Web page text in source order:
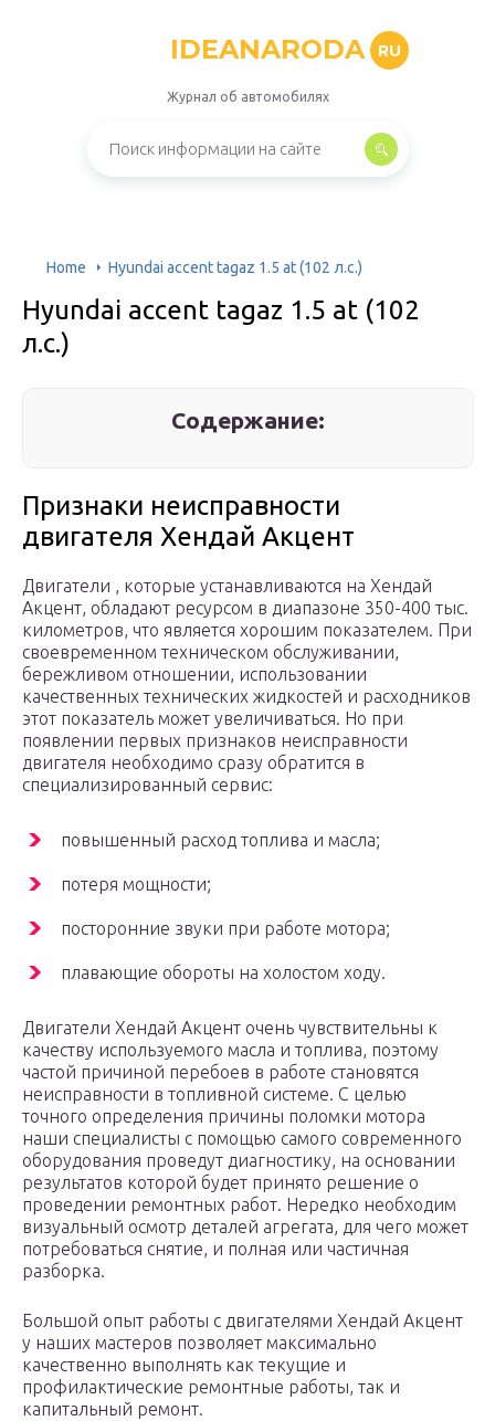
IDEANARODA RU
Журнал об автомобилях
Home Hyundai accent tagaz 1.5 at (102 л.с.)
Hyundai accent tagaz 1.5 at (102
л.с.)
Содержание:
Признаки неисправности
двигателя Хендай Акцент
Двигатели , которые устанавливаются на Хендай
Акцент, обладают ресурсом в диапазоне 350-400 тыс.
километров, что является хорошим показателем. При
своевременном техническом обслуживании,
бережливом отношении, использовании
качественных технических жидкостей и расходников
этот показатель может увеличиваться. Но при
появлении первых признаков неисправности
двигателя необходимо сразу обратится в
специализированный сервис:
повышенный расход топлива и масла;
потеря мощности;
посторонние звуки при работе мотора;
плавающие обороты на холостом ходу.
Двигатели Хендай Акцент очень чувствительны к
качеству используемого масла и топлива, поэтому
частой причиной перебоев в работе становятся
неисправности в топливной системе. С целью
точного определения причины поломки мотора
наши специалисты с помощью самого современного
оборудования проведут диагностику, на основании
результатов которой будет принято решение о
проведении ремонтных работ. Нередко необходим
визуальный осмотр деталей агрегата, для чего может
потребоваться снятие, и полная или частичная
разборка.
Большой опыт работы с двигателями Хендай Акцент
у наших мастеров позволяет максимально
качественно выполнять как текущие и
профилактические ремонтные работы, так и
капитальный ремонт.